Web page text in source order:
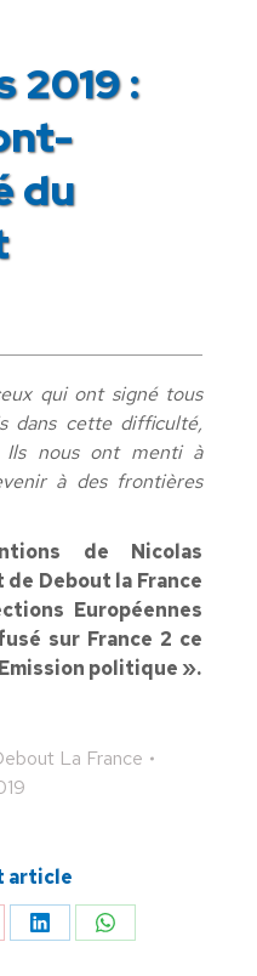
2019 :
du
qui ont signé tous
dans cette difficulté,
Ils nous ont menti à
à des frontières
de Nicolas
Debout la France
Européennes
sur France 2 ce
politique ».
La France
article
PartagerPartager